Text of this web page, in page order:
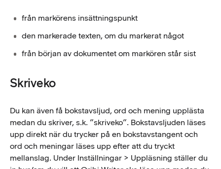
från markörens insättningspunkt
den markerade texten, om du markerat något
från början av dokumentet om markören står sist
Skriveko
Du kan även få bokstavsljud, ord och mening upplästa
medan du skriver, s.k. ”skriveko”. Bokstavsljuden läses
upp direkt när du trycker på en bokstavstangent och
ord och meningar läses upp efter att du tryckt
mellanslag. Under Inställningar > Uppläsning ställer du